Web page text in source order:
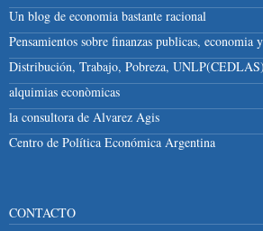
Un blog de economia bastante racional
Pensamientos sobre finanzas publicas, economia
Distribución, Trabajo, Pobreza, UNLP(CEDLAS)
alquimias econòmicas
la consultora de Alvarez Agis
Centro de Política Económica Argentina
CONTACTO